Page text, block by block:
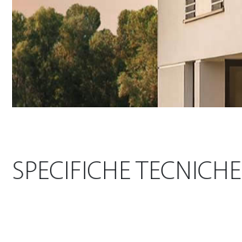
SPECIFICHE TECNICHE